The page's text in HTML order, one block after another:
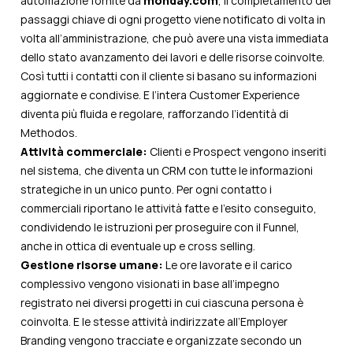
passaggi chiave di ogni progetto viene notificato di volta in
volta all’amministrazione, che può avere una vista immediata
dello stato avanzamento dei lavori e delle risorse coinvolte.
Così tutti i contatti con il cliente si basano su informazioni
aggiornate e condivise. E l’intera Customer Experience
diventa più fluida e regolare, rafforzando l’identità di
Methodos.
Attività commerciale: Clienti e Prospect vengono inseriti
nel sistema, che diventa un CRM con tutte le informazioni
strategiche in un unico punto. Per ogni contatto i
commerciali riportano le attività fatte e l’esito conseguito,
condividendo le istruzioni per proseguire con il Funnel,
anche in ottica di eventuale up e cross selling.
Gestione risorse umane: Le ore lavorate e il carico
complessivo vengono visionati in base all’impegno
registrato nei diversi progetti in cui ciascuna persona è
coinvolta. E le stesse attività indirizzate all’Employer
Branding vengono tracciate e organizzate secondo un